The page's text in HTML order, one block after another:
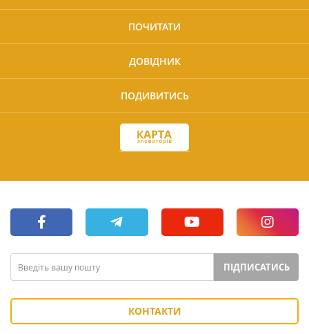
ПОЧИТАТИ
ДОВІДНИК
ПОДИВИТИСЬ
ПІДПИСАТИСЬ
КОНТАКТИ